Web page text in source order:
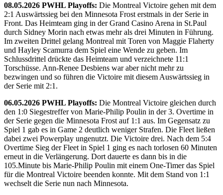
08.05.2026 PWHL Playoffs: Die Montreal Victoire gehen mit dem
2:1 Auswärtssieg bei den Minnesota Frost erstmals in der Serie in
Front. Das Heimteam ging in der Grand Casino Arena in St.Paul
durch Sidney Morin nach etwas mehr als drei Minuten in Führung.
Im zweiten Drittel gelang Montreal mit Toren von Maggie Flaherty
und Hayley Scamurra dem Spiel eine Wende zu geben. Im
Schlussdrittel drückte das Heimteam und verzeichnete 11:1
Torschüsse. Ann-Renee Desbiens war aber nicht mehr zu
bezwingen und so führen die Victoire mit diesem Auswärtssieg in
der Serie mit 2:1.
06.05.2026 PWHL Playoffs: Die Montreal Victoire gleichen durch
den 1:0 Siegestreffer von Marie-Philip Poulin in der 3. Overtime in
der Serie gegen die Minnesota Frost auf 1:1 aus. Im Gegensatz zu
Spiel 1 gab es in Game 2 deutlich weniger Strafen. Die Fleet ließen
dabei zwei Powerplay ungenutzt. Die Victoire drei. Nach dem 5:4
Overtime Sieg der Fleet in Spiel 1 ging es nach torlosen 60 Minuten
erneut in die Verlängerung. Dort dauerte es dann bis in die
105.Minute bis Marie-Philip Poulin mit einem One-Timer das Spiel
für die Montreal Victoire beenden konnte. Mit dem Stand von 1:1
wechselt die Serie nun nach Minnesota.